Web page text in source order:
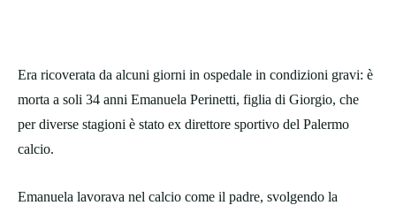
Era ricoverata da alcuni giorni in ospedale in condizioni gravi: è
morta a soli 34 anni Emanuela Perinetti, figlia di Giorgio, che
per diverse stagioni è stato ex direttore sportivo del Palermo
calcio.
Emanuela lavorava nel calcio come il padre, svolgendo la